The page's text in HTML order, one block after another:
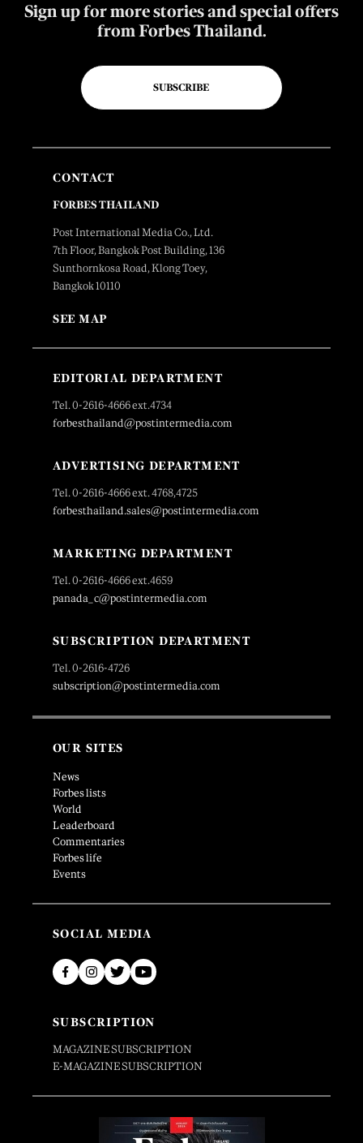
Sign up for more stories and special offers
from Forbes Thailand.
SUBSCRIBE
CONTACT
FORBES THAILAND
Post International Media Co., Ltd.
7th Floor, Bangkok Post Building, 136
Sunthornkosa Road, Klong Toey,
Bangkok 10110
SEE MAP
EDITORIAL DEPARTMENT
Tel. 0-2616-4666 ext.4734
forbesthailand@postintermedia.com
ADVERTISING DEPARTMENT
Tel. 0-2616-4666 ext. 4768,4725
forbesthailand.sales@postintermedia.com
MARKETING DEPARTMENT
Tel. 0-2616-4666 ext.4659
panada_c@postintermedia.com
SUBSCRIPTION DEPARTMENT
Tel. 0-2616-4726
subscription@postintermedia.com
OUR SITES
News
Forbes lists
World
Leaderboard
Commentaries
Forbes life
Events
SOCIAL MEDIA
SUBSCRIPTION
MAGAZINE SUBSCRIPTION
E-MAGAZINE SUBSCRIPTION